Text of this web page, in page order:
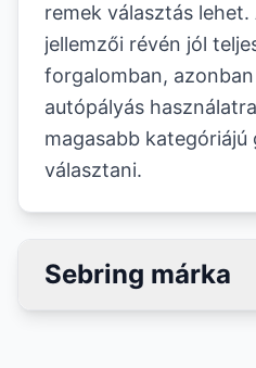
remek választás lehet.
jellemzői révén jól
forgalomban,
autópályás
magasabb
választani.
Sebring márka